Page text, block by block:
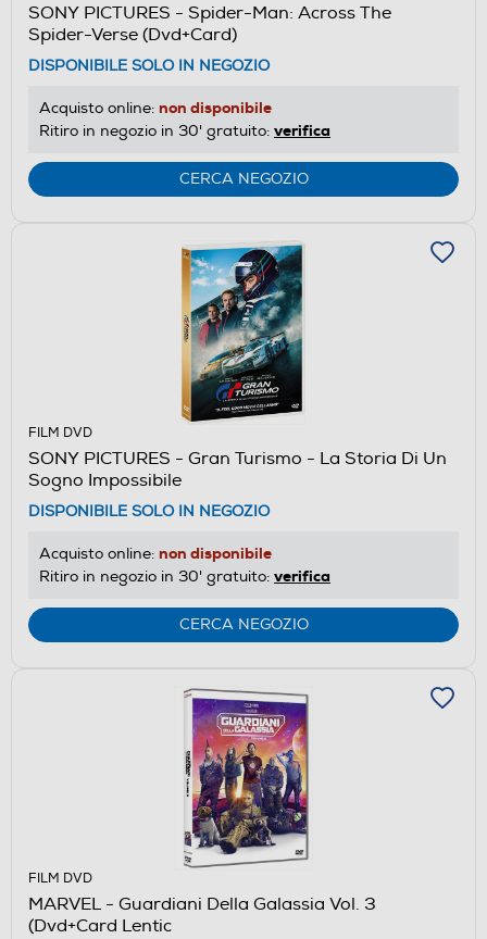
SONY PICTURES - Spider-Man: Across The
Spider-Verse (Dvd+Card)
DISPONIBILE SOLO IN NEGOZIO
Acquisto online: non disponibile
Ritiro in negozio in 30' gratuito: verifica
CERCA NEGOZIO
FILM DVD
SONY PICTURES - Gran Turismo - La Storia Di Un
Sogno Impossibile
DISPONIBILE SOLO IN NEGOZIO
Acquisto online: non disponibile
Ritiro in negozio in 30' gratuito: verifica
CERCA NEGOZIO
FILM DVD
MARVEL - Guardiani Della Galassia Vol. 3
(Dvd+Card Lentic